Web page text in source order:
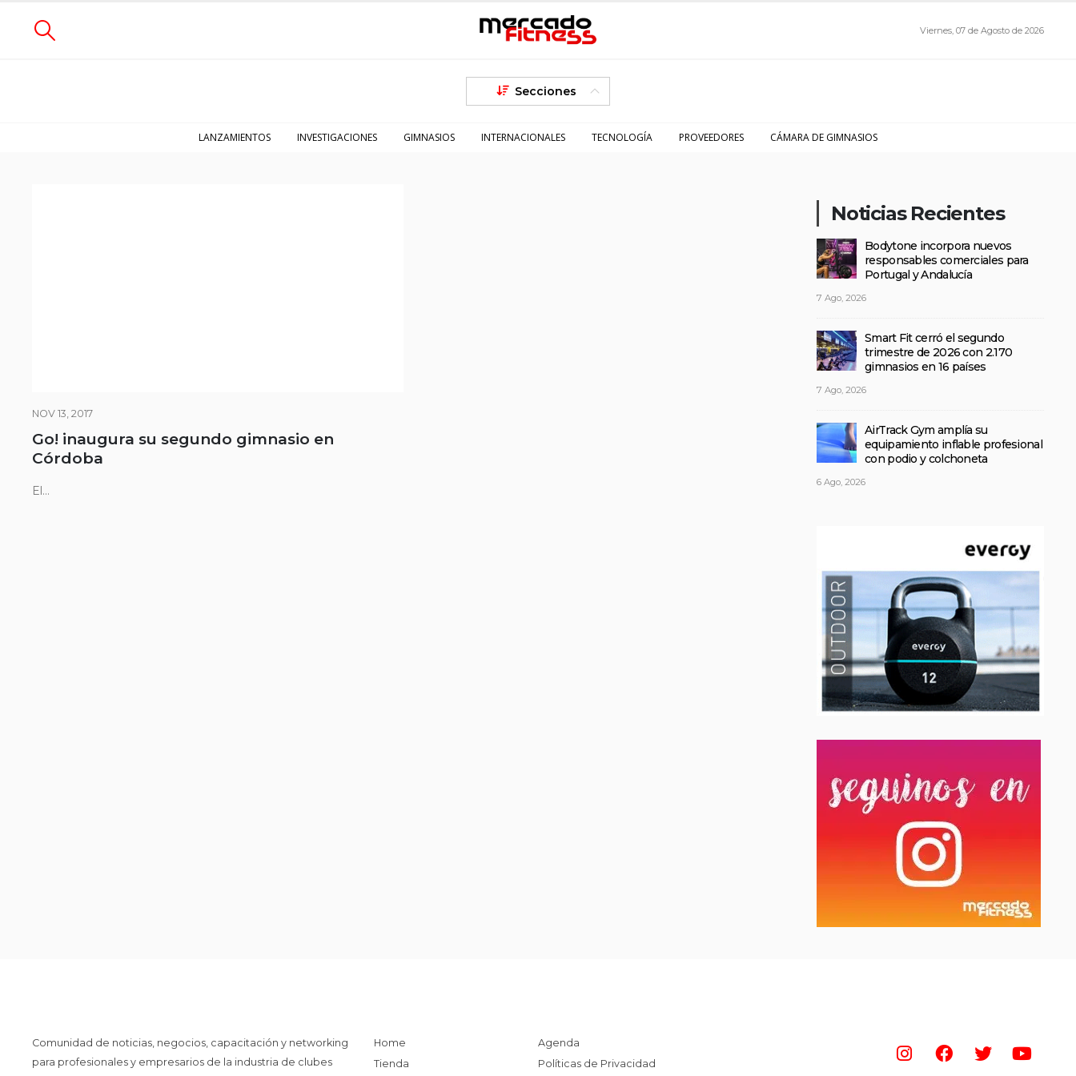
Viernes, 07 de Agosto de 2026
Secciones
LANZAMIENTOS INVESTIGACIONES GIMNASIOS INTERNACIONALES TECNOLOGÍA PROVEEDORES CÁMARA DE GIMNASIOS
NOV 13, 2017
Go! inaugura su segundo gimnasio en
Córdoba
El...
Noticias Recientes
Bodytone incorpora nuevos
responsables comerciales para
Portugal y Andalucía
7 Ago, 2026
Smart Fit cerró el segundo
trimestre de 2026 con 2.170
gimnasios en 16 países
7 Ago, 2026
AirTrack Gym amplía su
equipamiento inflable profesional
con podio y colchoneta
6 Ago, 2026
Comunidad de noticias, negocios, capacitación y networking
para profesionales y empresarios de la industria de clubes
Home
Tienda
Agenda
Políticas de Privacidad